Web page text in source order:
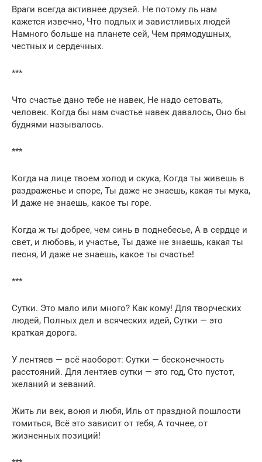
Враги всегда активнее друзей. Не потому ль нам
кажется извечно, Что подлых и завистливых людей
Намного больше на планете сей, Чем прямодушных,
честных и сердечных.
***
Что счастье дано тебе не навек, Не надо сетовать,
человек. Когда бы нам счастье навек давалось, Оно бы
буднями называлось.
***
Когда на лице твоем холод и скука, Когда ты живешь в
раздраженье и споре, Ты даже не знаешь, какая ты мука,
И даже не знаешь, какое ты горе.
Когда ж ты добрее, чем синь в поднебесье, А в сердце и
свет, и любовь, и участье, Ты даже не знаешь, какая ты
песня, И даже не знаешь, какое ты счастье!
***
Сутки. Это мало или много? Как кому! Для творческих
людей, Полных дел и всяческих идей, Сутки — это
краткая дорога.
У лентяев — всё наоборот: Сутки — бесконечность
расстояний. Для лентяев сутки — это год, Сто пустот,
желаний и зеваний.
Жить ли век, воюя и любя, Иль от праздной пошлости
томиться, Всё это зависит от тебя, А точнее, от
жизненных позиций!